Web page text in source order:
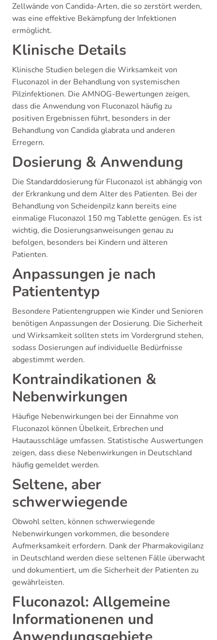
Zellwände von Candida-Arten, die so zerstört werden,
was eine effektive Bekämpfung der Infektionen
ermöglicht.
Klinische Details
Klinische Studien belegen die Wirksamkeit von
Fluconazol in der Behandlung von systemischen
Pilzinfektionen. Die AMNOG-Bewertungen zeigen,
dass​ die Anwendung von Fluconazol häufig zu
positiven Ergebnissen führt, besonders in der
Behandlung von Candida glabrata und anderen
Erregern.
Dosierung & Anwendung
Die Standarddosierung für Fluconazol ist abhängig von
der Erkrankung und dem Alter des Patienten. Bei der
Behandlung von Scheidenpilz kann bereits eine
einmalige Fluconazol 150 mg Tablette genügen. Es ist
wichtig, die Dosierungsanweisungen genau zu
befolgen, besonders bei Kindern und älteren
Patienten.
Anpassungen je nach
Patiententyp
Besondere Patientengruppen wie Kinder und Senioren
benötigen Anpassungen der Dosierung. Die Sicherheit
und Wirksamkeit sollten stets im Vordergrund stehen,
sodass Dosierungen auf individuelle Bedürfnisse
abgestimmt werden.
Kontraindikationen &
Nebenwirkungen
Häufige Nebenwirkungen bei der Einnahme von
Fluconazol können Übelkeit, Erbrechen und
Hautausschläge umfassen. Statistische Auswertungen
zeigen, dass diese Nebenwirkungen in Deutschland
häufig gemeldet werden.
Seltene, aber
schwerwiegende
Obwohl selten, können schwerwiegende
Nebenwirkungen vorkommen, die besondere
Aufmerksamkeit erfordern. Dank der Pharmakovigilanz
in Deutschland werden diese seltenen Fälle überwacht
und dokumentiert, um die Sicherheit der Patienten zu
gewährleisten.
Fluconazol: Allgemeine
Informationenen und